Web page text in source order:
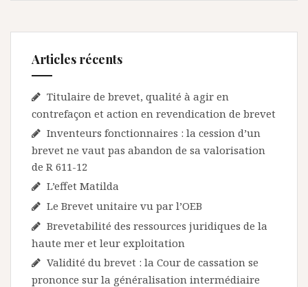
Articles récents
Titulaire de brevet, qualité à agir en
contrefaçon et action en revendication de brevet
Inventeurs fonctionnaires : la cession d’un
brevet ne vaut pas abandon de sa valorisation
de R 611-12
L’effet Matilda
Le Brevet unitaire vu par l’OEB
Brevetabilité des ressources juridiques de la
haute mer et leur exploitation
Validité du brevet : la Cour de cassation se
prononce sur la généralisation intermédiaire